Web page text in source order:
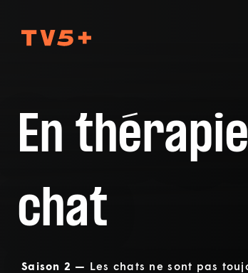
En
chat
Saison 2 — Les chats ne sont pas